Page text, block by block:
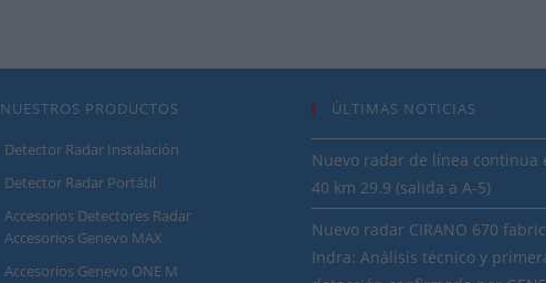
NUESTROS PRODUCTOS
Detector Radar Instalación
Detector Radar Portátil
Accesorios Detectores Radar
Accesorios Genevo MAX
Accesorios Genevo ONE M
ÚLTIMAS NOTICIAS
Nuevo radar de línea continua
40 km 29.9 (salida a A-5)
Nuevo radar CIRANO 670
Indra: Análisis técnico y